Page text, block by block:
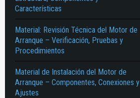
– COLOCACIÓN – FORMULACIÓN
Características
Material: Revisión Técnica del Motor de
Arranque – Verificación, Pruebas y
Procedimientos
Material de Instalación del Motor de
Arranque – Componentes, Conexiones y
Ajustes